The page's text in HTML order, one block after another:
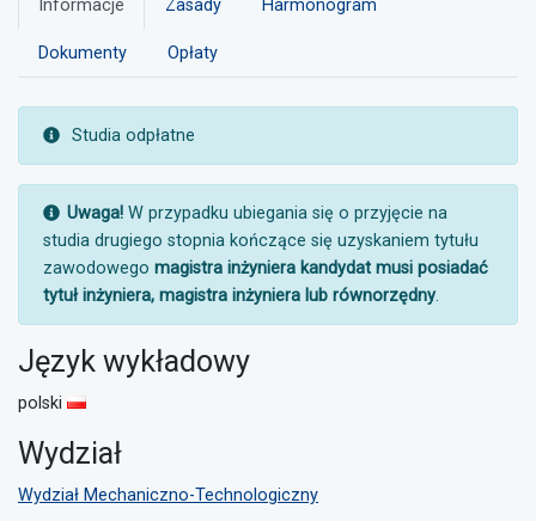
Informacje Zasady Harmonogram
Dokumenty Opłaty
UWAGA:
Studia odpłatne
UWAGA:
Uwaga! W przypadku ubiegania się o przyjęcie na
studia drugiego stopnia kończące się uzyskaniem tytułu
zawodowego magistra inżyniera kandydat musi posiadać
tytuł inżyniera, magistra inżyniera lub równorzędny.
Język wykładowy
polski
Wydział
Wydział Mechaniczno-Technologiczny